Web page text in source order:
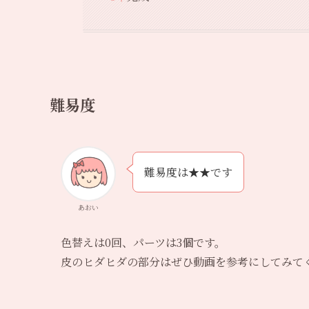
難易度
あおい
難易度は★★です
色替えは0回、パーツは3個です。
皮のヒダヒダの部分はぜひ動画を参考にしてみて